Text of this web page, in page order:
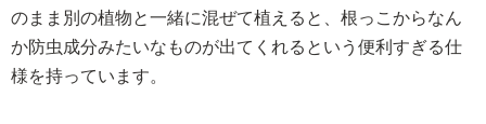
のまま別の植物と一緒に混ぜて植えると、根っこからなん
か防虫成分みたいなものが出てくれるという便利すぎる仕
様を持っています。